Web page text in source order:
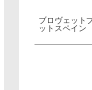
ブロヴェット
ットスペイン